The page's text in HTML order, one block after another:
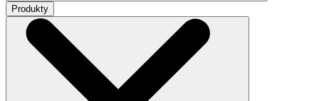
Produkty